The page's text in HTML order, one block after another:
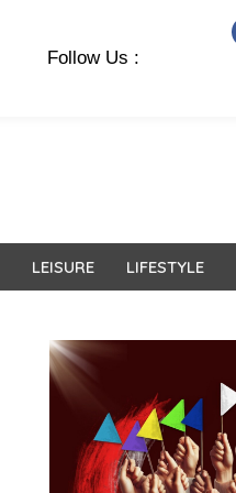
Follow Us :
LEISURE LIFESTYLE